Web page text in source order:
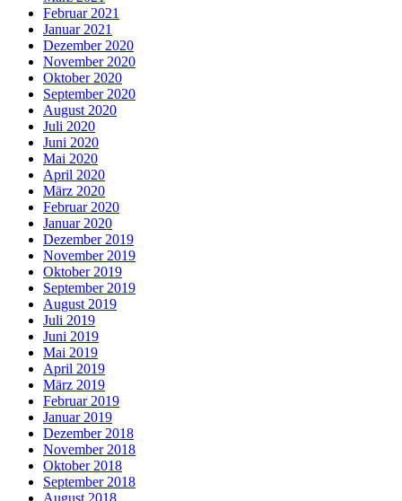
Februar 2021
Januar 2021
Dezember 2020
November 2020
Oktober 2020
September 2020
August 2020
Juli 2020
Juni 2020
Mai 2020
April 2020
März 2020
Februar 2020
Januar 2020
Dezember 2019
November 2019
Oktober 2019
September 2019
August 2019
Juli 2019
Juni 2019
Mai 2019
April 2019
März 2019
Februar 2019
Januar 2019
Dezember 2018
November 2018
Oktober 2018
September 2018
August 2018